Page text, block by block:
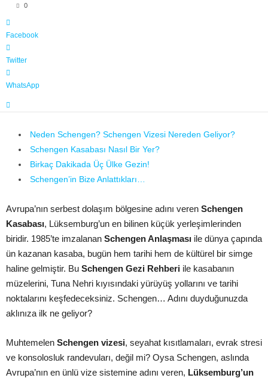
Ö
0
Facebook
Twitter
WhatsApp
Neden Schengen? Schengen Vizesi Nereden Geliyor?
Schengen Kasabası Nasıl Bir Yer?
Birkaç Dakikada Üç Ülke Gezin!
Schengen’in Bize Anlattıkları…
Avrupa’nın serbest dolaşım bölgesine adını veren Schengen
Kasabası, Lüksemburg’un en bilinen küçük yerleşimlerinden
biridir. 1985’te imzalanan Schengen Anlaşması ile dünya çapında
ün kazanan kasaba, bugün hem tarihi hem de kültürel bir simge
haline gelmiştir. Bu Schengen Gezi Rehberi ile kasabanın
müzelerini, Tuna Nehri kıyısındaki yürüyüş yollarını ve tarihi
noktalarını keşfedeceksiniz. Schengen… Adını duyduğunuzda
aklınıza ilk ne geliyor?
Muhtemelen Schengen vizesi, seyahat kısıtlamaları, evrak stresi
ve konsolosluk randevuları, değil mi? Oysa Schengen, aslında
Avrupa’nın en ünlü vize sistemine adını veren, Lüksemburg’un